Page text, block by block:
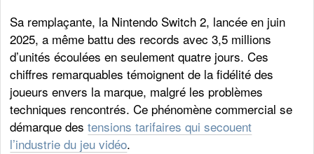
Sa remplaçante, la Nintendo Switch 2, lancée en juin
2025, a même battu des records avec 3,5 millions
d’unités écoulées en seulement quatre jours. Ces
chiffres remarquables témoignent de la fidélité des
joueurs envers la marque, malgré les problèmes
techniques rencontrés. Ce phénomène commercial se
démarque destensions tarifaires qui secouent
l’industrie du jeu vidéo.